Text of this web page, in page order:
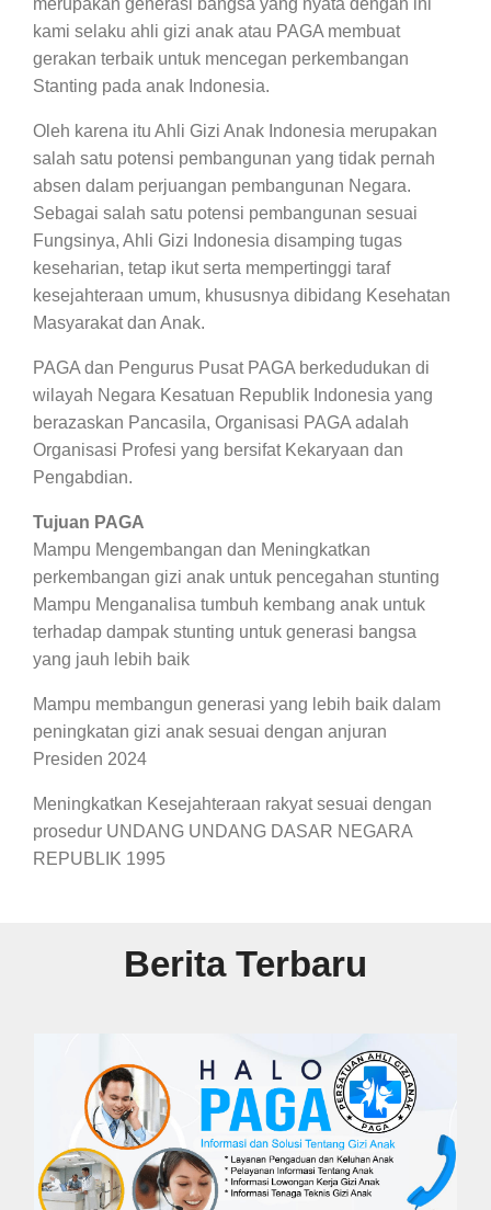
merupakan generasi bangsa yang nyata dengan ini
kami selaku ahli gizi anak atau PAGA membuat
gerakan terbaik untuk mencegan perkembangan
Stanting pada anak Indonesia.
Oleh karena itu Ahli Gizi Anak Indonesia merupakan
salah satu potensi pembangunan yang tidak pernah
absen dalam perjuangan pembangunan Negara.
Sebagai salah satu potensi pembangunan sesuai
Fungsinya, Ahli Gizi Indonesia disamping tugas
keseharian, tetap ikut serta mempertinggi taraf
kesejahteraan umum, khususnya dibidang Kesehatan
Masyarakat dan Anak.
PAGA dan Pengurus Pusat PAGA berkedudukan di
wilayah Negara Kesatuan Republik Indonesia yang
berazaskan Pancasila, Organisasi PAGA adalah
Organisasi Profesi yang bersifat Kekaryaan dan
Pengabdian.
Tujuan PAGA
Mampu Mengembangan dan Meningkatkan
perkembangan gizi anak untuk pencegahan stunting
Mampu Menganalisa tumbuh kembang anak untuk
terhadap dampak stunting untuk generasi bangsa
yang jauh lebih baik
Mampu membangun generasi yang lebih baik dalam
peningkatan gizi anak sesuai dengan anjuran
Presiden 2024
Meningkatkan Kesejahteraan rakyat sesuai dengan
prosedur UNDANG UNDANG DASAR NEGARA
REPUBLIK 1995
Berita Terbaru